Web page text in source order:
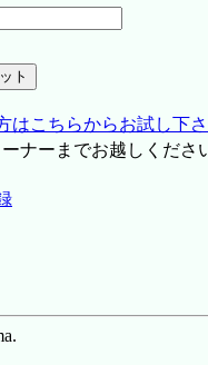
はこちらからお試し下
ナーまでお越しくださ